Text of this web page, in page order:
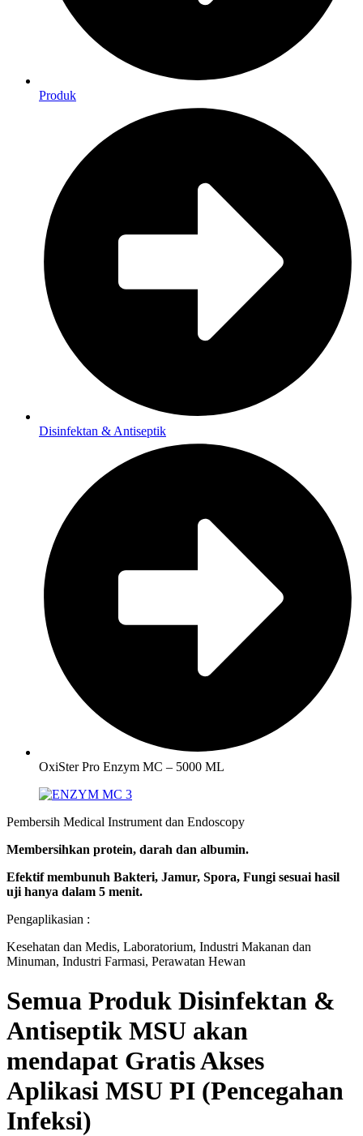
Produk
Disinfektan & Antiseptik
OxiSter Pro Enzym MC – 5000 ML
Pembersih Medical Instrument dan Endoscopy
Membersihkan protein, darah dan albumin.
Efektif membunuh Bakteri, Jamur, Spora, Fungi sesuai hasil
uji hanya dalam 5 menit.
Pengaplikasian :
Kesehatan dan Medis, Laboratorium, Industri Makanan dan
Minuman, Industri Farmasi, Perawatan Hewan
Semua Produk Disinfektan &
Antiseptik MSU akan
mendapat Gratis Akses
Aplikasi MSU PI (Pencegahan
Infeksi)